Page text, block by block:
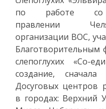
по работе со
правлении
организации ВОС,
слепоглухих «Со-
создание,
Досуговых центров
в городах: Верхний